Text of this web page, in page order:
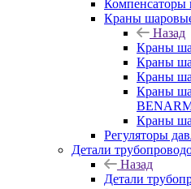
Компенсаторы
Краны
Назад
Краны
Краны
Краны
Краны
Краны
Регуляторы
Детали
Назад
Детали